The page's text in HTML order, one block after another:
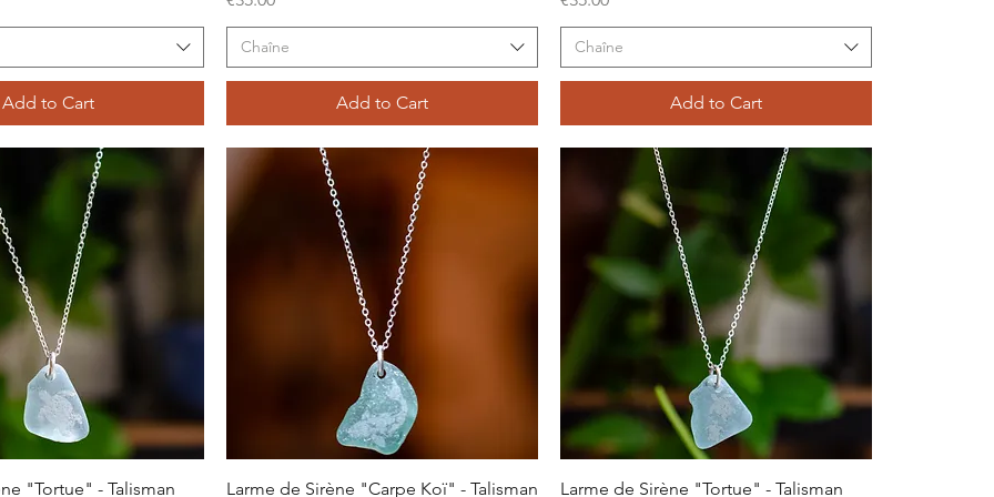
Add to Cart
Chaîne
Add to Cart
Chaîne
Add to Cart
Quick View
"Tortue" - Talisman
Quick View
Larme de Sirène "Carpe Koï" - Talisman
Quick View
Larme de Sirène "Tortue" - Talisman